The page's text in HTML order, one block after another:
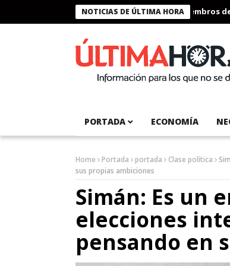
NOTICIAS DE ÚLTIMA HORA
Presidente Bukele condecora a miembros de la
PORTADA ECONOMÍA
Home Portada portada Clase política
sus propias ambiciones
Simán: Es un
elecciones
pensando en